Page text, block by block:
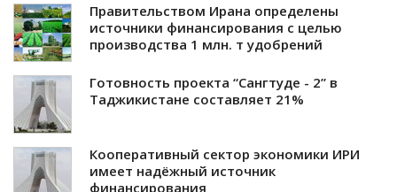
Правительством Ирана определены
источники финансирования с целью
производства 1 млн. т удобрений
Готовность проекта “Сангтуде - 2” в
Таджикистане составляет 21%
Кооперативный сектор экономики ИРИ
имеет надёжный источник
финансирования